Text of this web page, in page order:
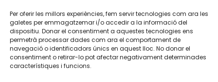
Per oferir les millors experiències, fem servir tecnologies com ara les
galetes per emmagatzemar i/o accedir a la informació del
dispositiu. Donar el consentiment a aquestes tecnologies ens
permetrà processar dades com ara el comportament de
navegació o identificadors únics en aquest lloc. No donar el
consentiment o retirar-lo pot afectar negativament determinades
característiques i funcions.
TW YTB IG FB IN
Legal NoticeCookie Policy